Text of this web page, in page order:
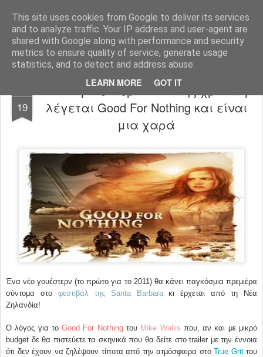
This site uses cookies from Google to deliver its services
and to analyze traffic. Your IP address and user-agent are
shared with Google along with performance and security
metrics to ensure quality of service, generate usage
statistics, and to detect and address abuse.
LEARN MORE GOT IT
FilmBoy
19
Το 1ο γουέστερν-trailer της χρονιάς
λέγεται Good For Nothing και είναι
μια χαρά
Ένα νέο γουέστερν (το πρώτο για το 2011) θα κάνει παγκόσμια πρεμιέρα
σύντομα στο φεστιβάλ της Santa Barbaraκι έρχεται από τη Νέα
Ζηλανδία!
Ο λόγος για τοGood For Nothingτου Mike Wallis που, αν και με μικρό
budget δε θα πιστεύετε τα σκηνικά που θα δείτε στο trailer με την έννοια
ότι δεν έχουν να ζηλέψουν τίποτα από την ατμόσφαιρα στο True Gritτου